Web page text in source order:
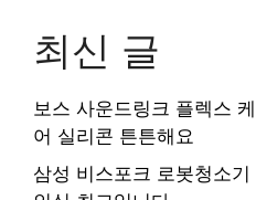
최신 글
보스 사운드링크 플렉스
어 실리콘 튼튼해요
삼성 비스포크 로봇청소